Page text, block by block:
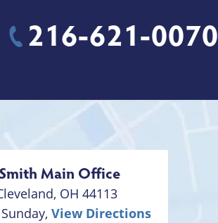
216-621-0070
Main Office
, OH 44113
View Directions